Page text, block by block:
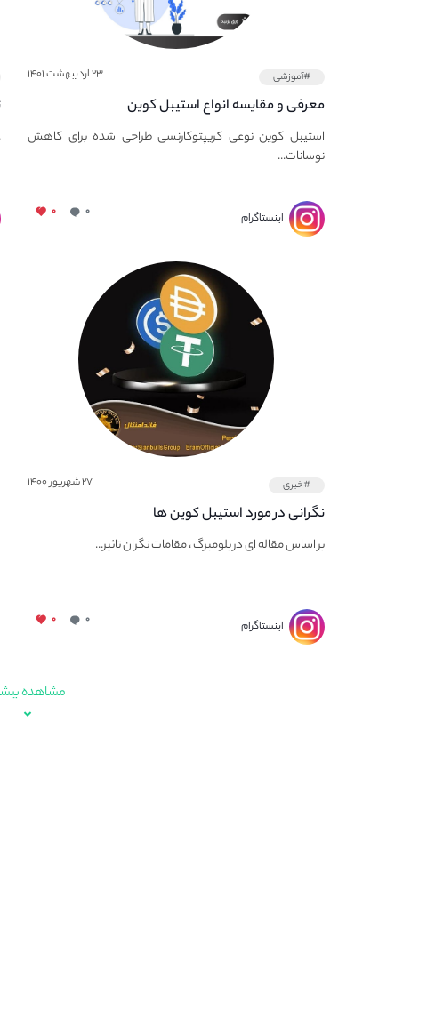
#آموزشی ۲۳ اردیبهشت ۱۴۰۱
معرفی و مقایسه انواع استیبل کوین
استیبل کوین نوعی کریپتوکارنسی طراحی شده برای کاهش
نوسانات...
اینستاگرام ۰ ۰
#خبری ۲۷ شهریور ۱۴۰۰
نگرانی در مورد استیبل کوین ها
بر اساس مقاله ای در بلومبرگ ، مقامات نگران تاثیر...
اینستاگرام ۰ ۰
مشاهده